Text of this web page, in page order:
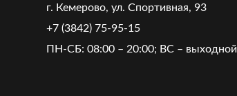
г. Кемерово, ул. Спортивная, 93
+7 (3842) 75-95-15
ПН-СБ: 08:00 – 20:00; ВС – выходной